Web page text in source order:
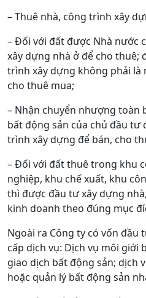
– Thuê nhà, công trình xây
– Đối với đất được Nhà nước
xây dựng nhà ở để cho thuê;
trình xây dựng không phải là
cho thuê mua;
– Nhận chuyển nhượng toàn
bất động sản của chủ đầu tư
trình xây dựng để bán, cho
– Đối với đất thuê trong khu
nghiệp, khu chế xuất, khu
thì được đầu tư xây dựng
kinh doanh theo đúng mục
Ngoài ra Công ty có vốn
cấp dịch vụ: Dịch vụ môi giới
giao dịch bất động sản; dịch
hoặc quản lý bất động sản